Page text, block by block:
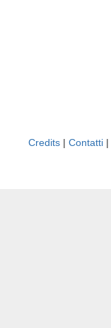
Credits | Contatti |